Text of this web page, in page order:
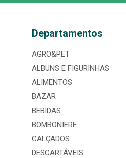
Departamentos
AGRO&PET
ALBUNS E FIGURINHAS
ALIMENTOS
BAZAR
BEBIDAS
BOMBONIERE
CALÇADOS
DESCARTÁVEIS